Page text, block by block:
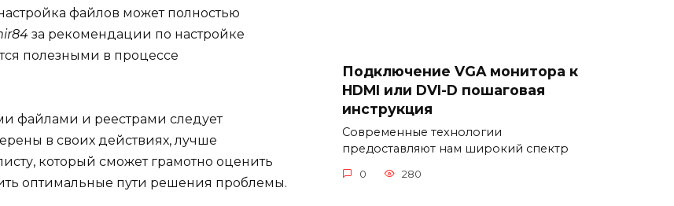
файлов может полностью
за рекомендации по настройке
полезными в процессе
файлами и реестрами следует
в своих действиях, лучше
который сможет грамотно оценить
оптимальные пути решения проблемы.
Подключение VGA монитора к
HDMI или DVI-D пошаговая
инструкция
Современные технологии
предоставляют нам широкий спектр
0 280